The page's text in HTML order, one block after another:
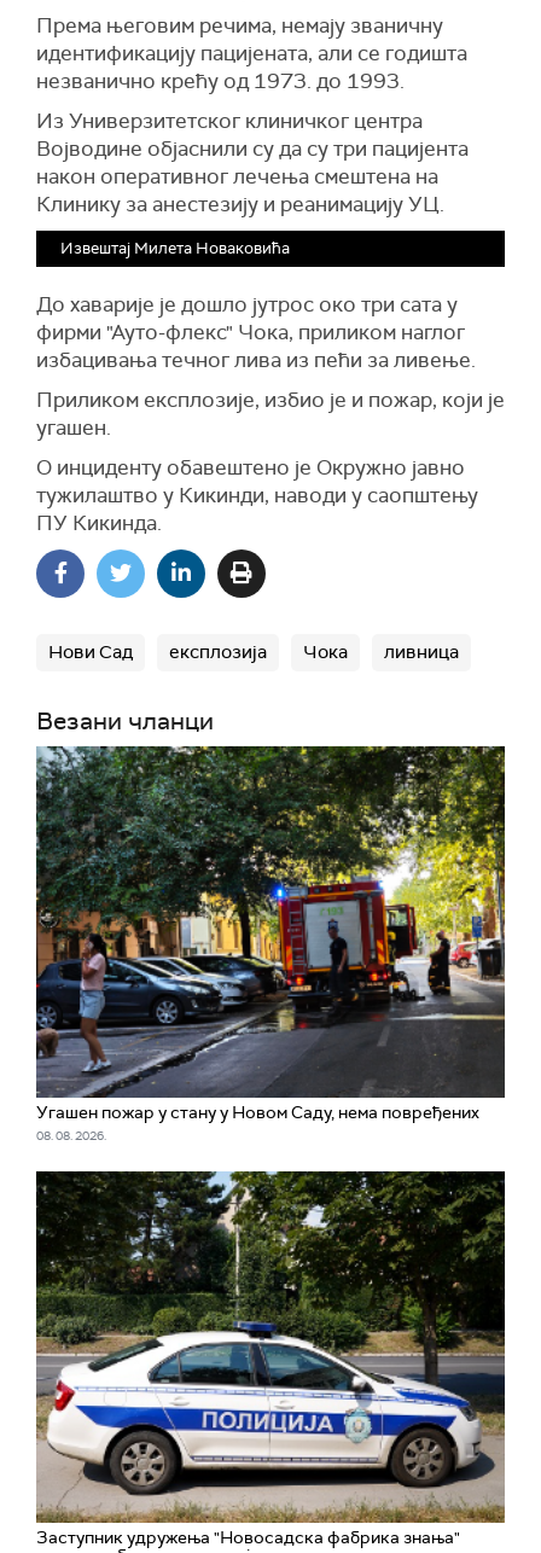
Према његовим речима, немају званичну
идентификацију пацијената, али се годишта
незванично крећу од 1973. до 1993.
Из Универзитетског клиничког центра
Војводине објаснили су да су три пацијента
након оперативног лечења смештенa на
Клинику за анестезију и реанимацију УЦ.
Извештај Милета Новаковића
До хаварије је дошло јутрос око три сата у
фирми "Ауто-флекс" Чока, приликом наглог
избацивања течног лива из пећи за ливење.
Приликом експлозије, избио је и пожар, који је
угашен.
О инциденту обавештено је Окружно јавно
тужилаштво у Кикинди, наводи у саопштењу
ПУ Кикинда.
Нови Сад експлозија Чока ливница
Везани чланци
Угашен пожар у стану у Новом Саду, нема повређених
08. 08. 2026.
Заступник удружења "Новосадска фабрика знања"